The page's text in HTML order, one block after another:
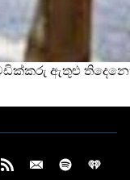
ඇතුළු